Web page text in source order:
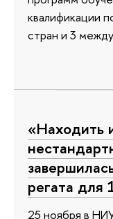
квалификации
стран и 3
«Находить
регата для
25 ноября в